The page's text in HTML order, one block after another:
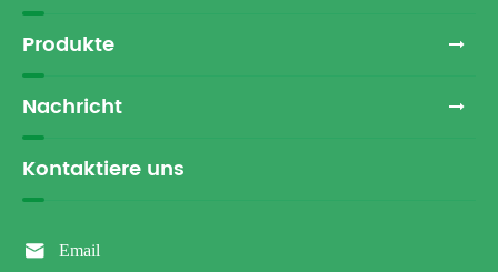
Produkte
Nachricht
Kontaktiere uns
 Email